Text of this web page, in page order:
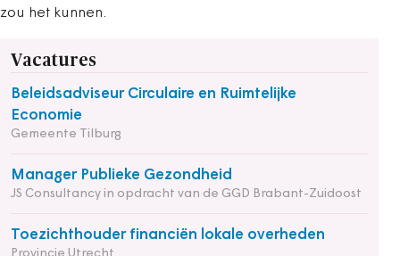
zou het kunnen.
Vacatures
Beleidsadviseur Circulaire en Ruimtelijke
Economie
Gemeente Tilburg
Manager Publieke Gezondheid
JS Consultancy in opdracht van de GGD Brabant-Zuidoost
Toezichthouder financiën lokale overheden